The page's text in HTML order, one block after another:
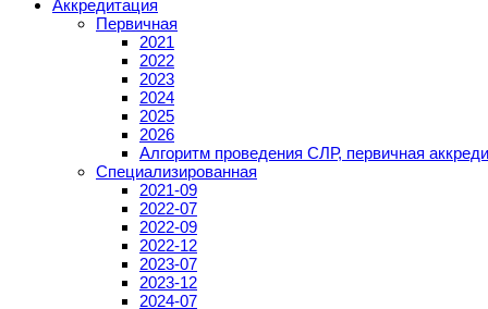
Аккредитация
Первичная
2021
2022
2023
2024
2025
2026
Алгоритм проведения СЛР, первичная
Специализированная
2021-09
2022-07
2022-09
2022-12
2023-07
2023-12
2024-07